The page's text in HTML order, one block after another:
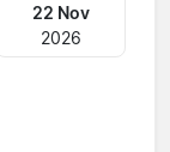
22 Nov
2026